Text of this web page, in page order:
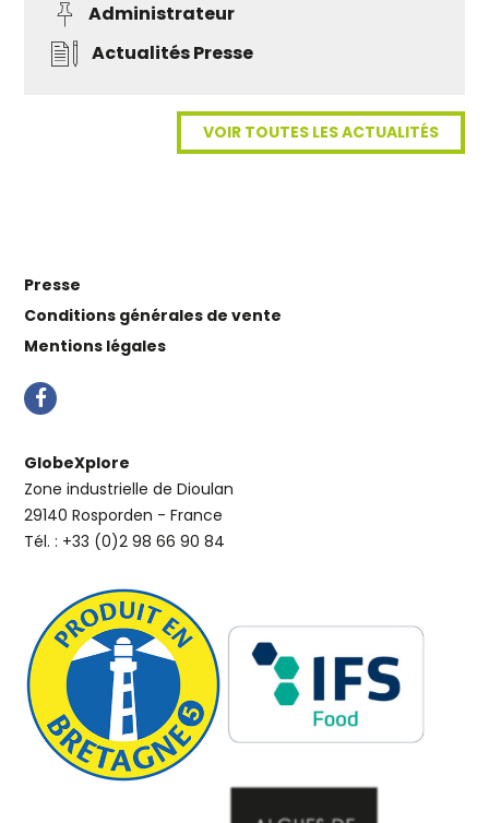
Administrateur
ActualitésPresse
VOIR TOUTES LES ACTUALITÉS
Presse
Conditions générales de vente
Mentions légales
GlobeXplore
Zone industrielle de Dioulan
29140 Rosporden - France
Tél. : +33 (0)2 98 66 90 84